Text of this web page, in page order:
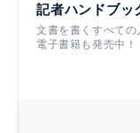
記者ハンドブッ
文書を書くすべての
電子書籍も発売中！